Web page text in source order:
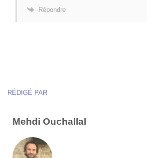
Répondre
RÉDIGÉ PAR
Mehdi Ouchallal